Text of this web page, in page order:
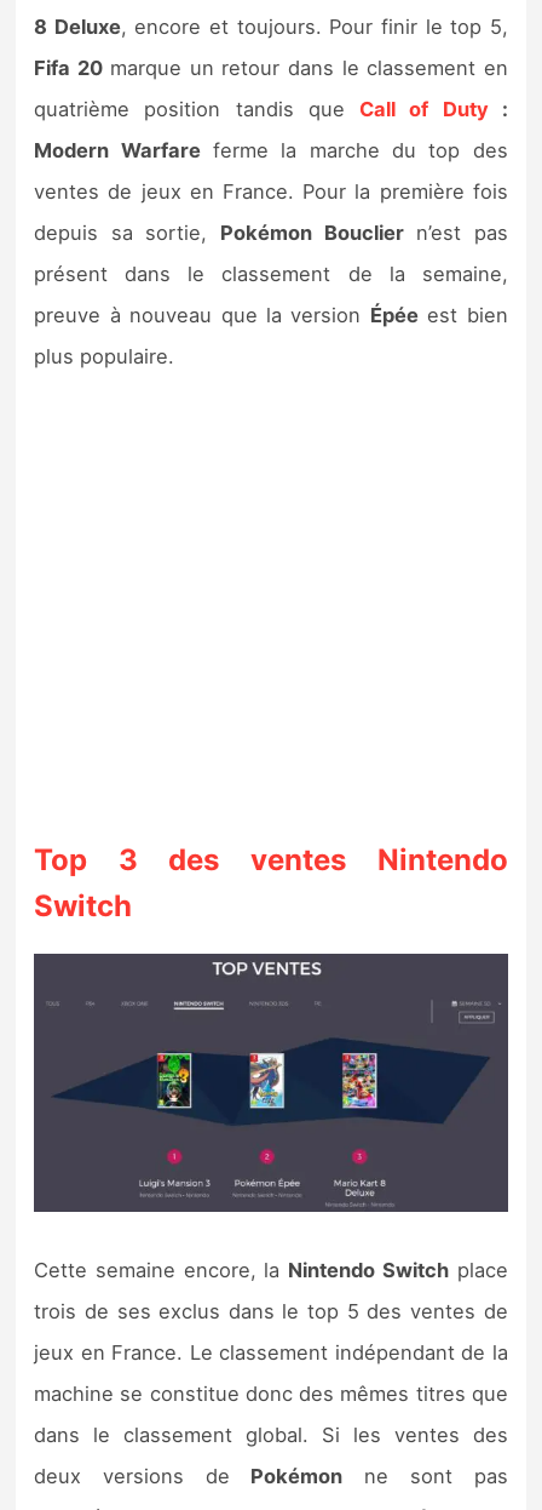
8 Deluxe, encore et toujours. Pour finir le top 5,
Fifa 20marque un retour dans le classement en
quatrième position tandis que Call of Duty:
Modern Warfareferme la marche du top des
ventes de jeux en France. Pour la première fois
depuis sa sortie, Pokémon Boucliern’est pas
présent dans le classement de la semaine,
preuve à nouveau que la version Épéeest bien
plus populaire.
Top 3 des ventes Nintendo
Switch
Cette semaine encore, la Nintendo Switchplace
trois de ses exclus dans le top 5 des ventes de
jeux en France. Le classement indépendant de la
machine se constitue donc des mêmes titres que
dans le classement global. Si les ventes des
deux versions de Pokémon ne sont pas